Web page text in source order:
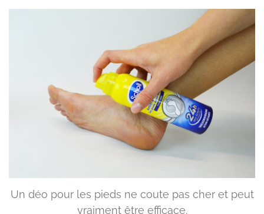
Un déo pour les pieds ne coute pas cher et peut
vraiment être efficace.